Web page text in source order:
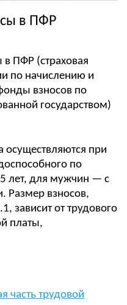
в ПФР
в ПФР (страховая
по начислению и
взносов по
государством)
осуществляются при
по
лет, для мужчин — с
Размер взносов,
зависит от трудового
платы,
часть трудовой